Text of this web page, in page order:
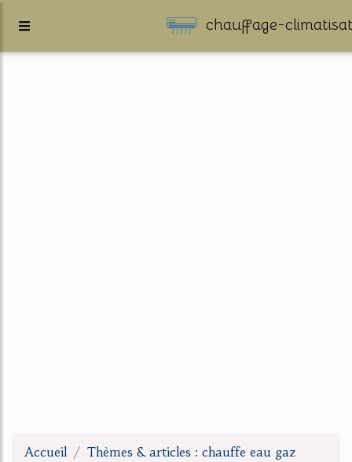
chauffage-
Accueil
Thèmes & articles : chauffe eau gaz